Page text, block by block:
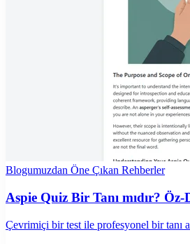
Blogumuzdan Öne Çıkan Rehberler
Aspie Quiz Bir Tanı mıdır?
Çevrimiçi bir test ile profesyonel bir tanı